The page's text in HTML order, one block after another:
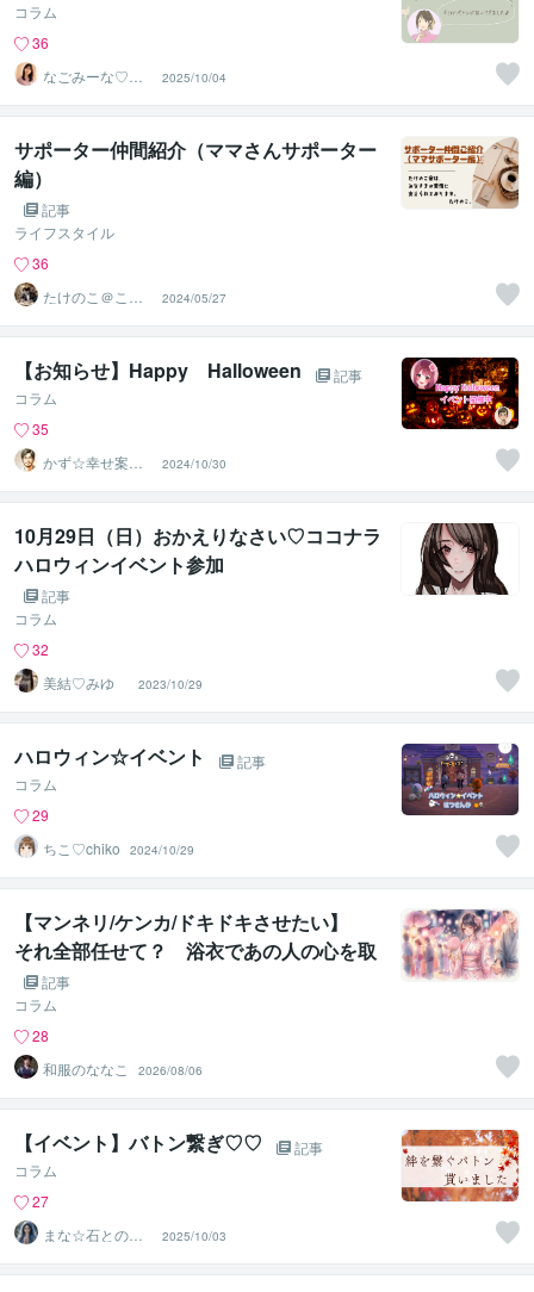
コラム
36
なごみーな♡癒
し系心のサポー
ター
2025/10/04
サポーター仲間紹介（ママさんサポーター
編）
記事
ライフスタイル
36
たけのこ＠ここ
ろの地図屋
2024/05/27
【お知らせ】Happy Halloween
記事
コラム
35
かず☆幸せ案内
所
2024/10/30
10月29日（日）おかえりなさい♡ココナラ
ハロウィンイベント参加
記事
コラム
32
美結♡みゆ
2023/10/29
ハロウィン☆イベント
記事
コラム
29
ちこ♡chiko
2024/10/29
【マンネリ/ケンカ/ドキドキさせたい】
それ全部任せて？ 浴衣であの人の心を取
り戻す
記事
コラム
28
和服のななこ
2026/08/06
【イベント】バトン繋ぎ♡♡
記事
コラム
27
まな☆石との絆
を整える占い師
＆セラピスト
2025/10/03